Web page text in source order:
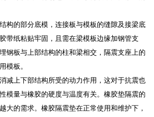
构的部分底模，连接板与模板的缝隙及接梁底
带纸粘贴牢固，且需在梁模板边缘加钢管支
钢板与上部结构的柱和梁相交，隔震支座上的
模板。
减上下部结构所受的动力作用，这对于抗震也
模量与橡胶的硬度与温度有关。橡胶垫隔震的
大的需求。橡胶隔震垫在正常使用和维护下，